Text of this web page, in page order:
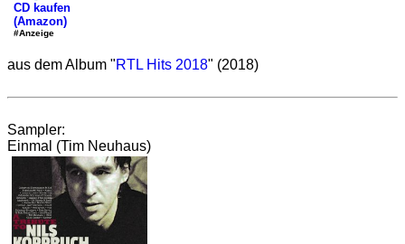
CD kaufen
(Amazon)
#Anzeige
aus dem Album "RTL Hits 2018" (2018)
Sampler:
Einmal (Tim Neuhaus)